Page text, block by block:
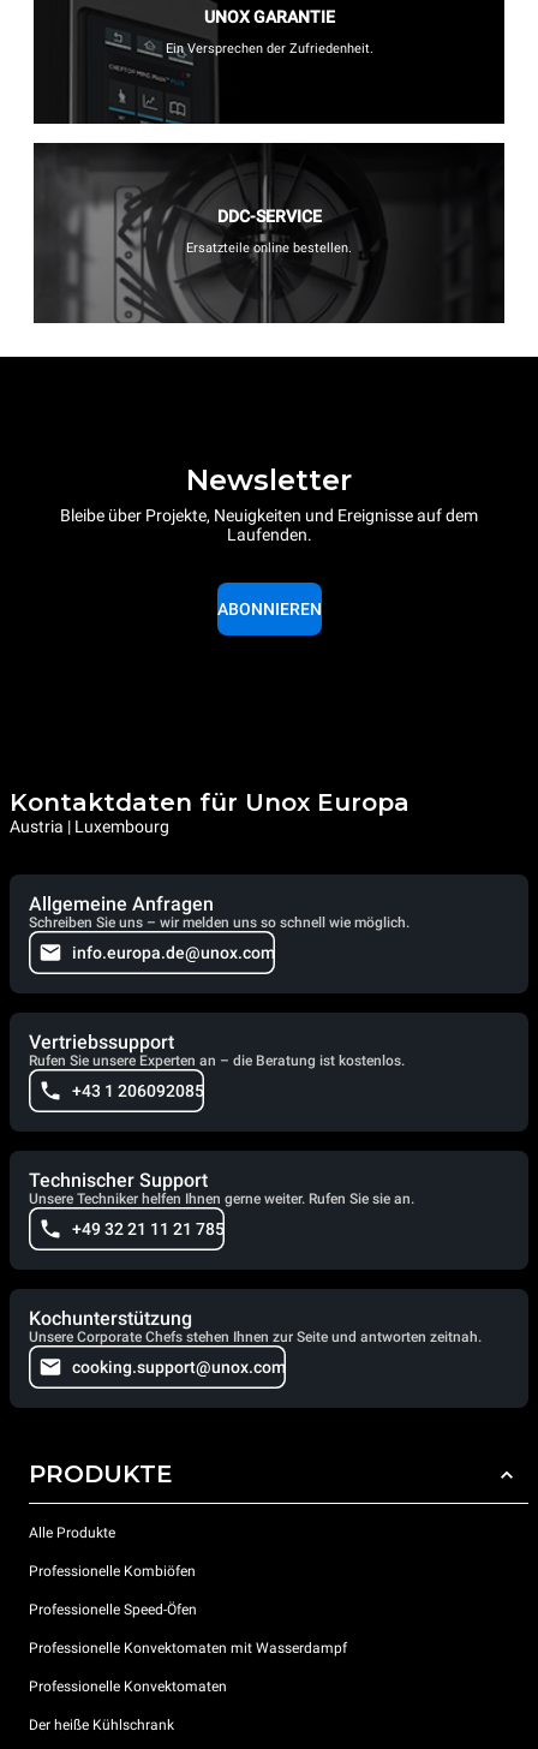
UNOX GARANTIE
Ein Versprechen der Zufriedenheit.
DDC-SERVICE
Ersatzteile online bestellen.
Newsletter
Bleibe über Projekte, Neuigkeiten und Ereignisse auf dem
Laufenden.
ABONNIEREN
Kontaktdaten für Unox Europa
Austria | Luxembourg
Allgemeine Anfragen
Schreiben Sie uns – wir melden uns so schnell wie möglich.
info.europa.de@unox.com
Vertriebssupport
Rufen Sie unsere Experten an – die Beratung ist kostenlos.
+43 1 206092085
Technischer Support
Unsere Techniker helfen Ihnen gerne weiter. Rufen Sie sie an.
+49 32 21 11 21 785
Kochunterstützung
Unsere Corporate Chefs stehen Ihnen zur Seite und antworten zeitnah.
cooking.support@unox.com
PRODUKTE
Alle Produkte
Professionelle Kombiöfen
Professionelle Speed-Öfen
Professionelle Konvektomaten mit Wasserdampf
Professionelle Konvektomaten
Der heiße Kühlschrank